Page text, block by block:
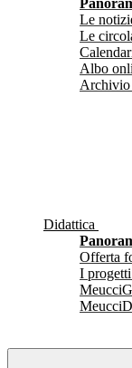
Le
Le
Albo
Archivio
Didattica
Offerta
I